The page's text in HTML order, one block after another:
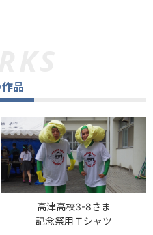
品
高津高校3-8さま
記念祭用Ｔシャツ